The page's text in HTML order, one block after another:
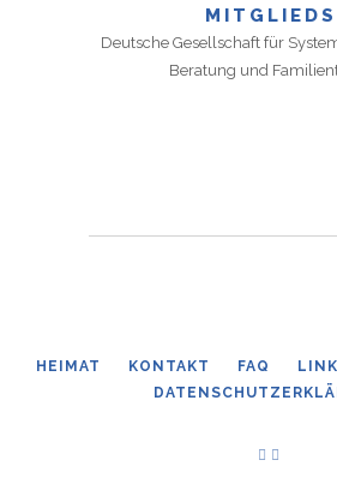
Deutsche Gesellschaft für
HEIMAT KONTAKT FAQ